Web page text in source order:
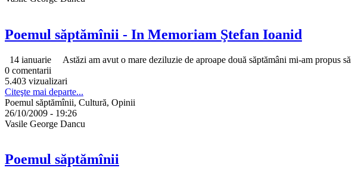
Poemul săptămînii - In Memoriam Ştefan Ioanid
14 ianuarie Astăzi am avut o mare deziluzie de aproape două săptămâni mi-am propus
0 comentarii
5.403 vizualizari
Citeşte mai departe...
Poemul săptămînii, Cultură, Opinii
26/10/2009 - 19:26
Vasile George Dancu
Poemul săptămînii